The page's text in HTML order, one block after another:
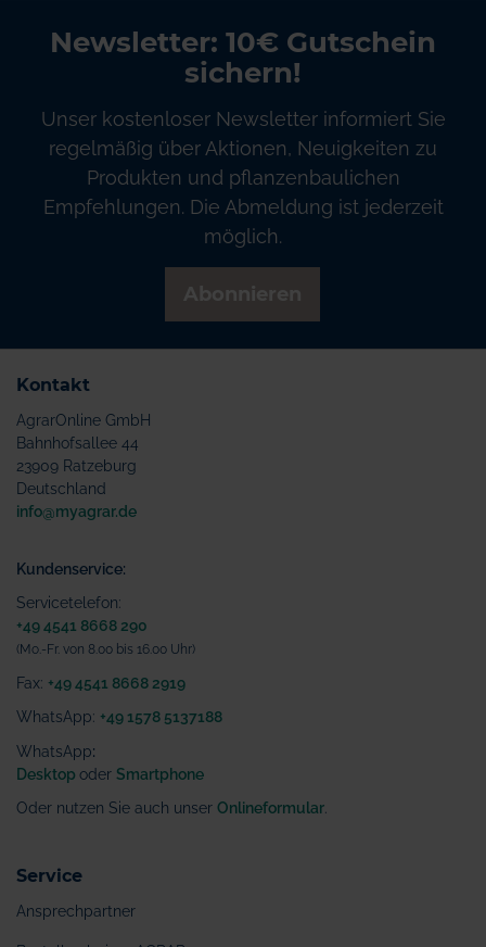
Newsletter: 10€ Gutschein
sichern!
Unser kostenloser Newsletter informiert Sie
regelmäßig über Aktionen, Neuigkeiten zu
Produkten und pflanzenbaulichen
Empfehlungen. Die Abmeldung ist jederzeit
möglich.
Kontakt
AgrarOnline GmbH
Bahnhofsallee 44
23909 Ratzeburg
Deutschland
info@myagrar.de
Kundenservice:
Servicetelefon:
+49 4541 8668 290
(Mo.-Fr. von 8.00 bis 16.00 Uhr)
Fax: +49 4541 8668 2919
WhatsApp: +49 1578 5137188
WhatsApp:
Desktop oder Smartphone
Oder nutzen Sie auch unser Onlineformular
Service
Ansprechpartner